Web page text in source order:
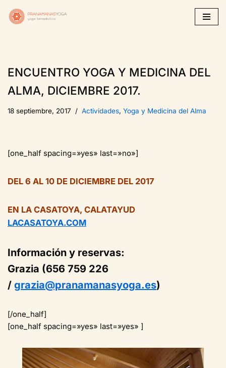
Saltar
ENCUENTRO YOGA Y MEDICINA DEL
ALMA, DICIEMBRE 2017.
18 septiembre, 2017 Actividades, Yoga y Medicina del Alma
[one_half spacing=»yes» last=»no»]
DEL 6 AL 10 DE DICIEMBRE DEL 2017
EN LA CASATOYA, CALATAYUD
LACASATOYA.COM
Información y reservas:
Grazia (656 759 226
/ grazia@pranamanasyoga.es)
[/one_half]
[one_half spacing=»yes» last=»yes» ]